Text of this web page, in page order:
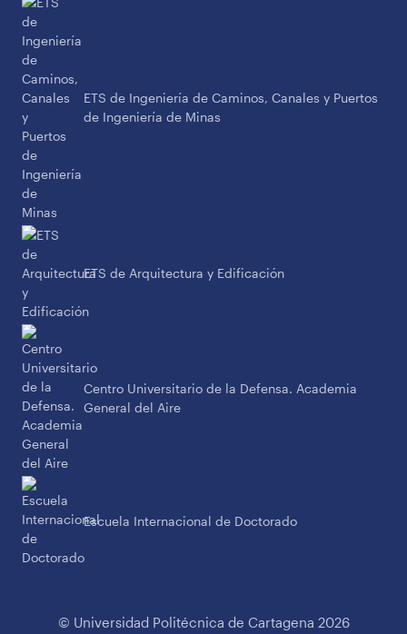
ETS de Ingeniería de Caminos, Canales y Puertos
de Ingeniería de Minas
ETS de Arquitectura y Edificación
Centro Universitario de la Defensa. Academia
General del Aire
Escuela Internacional de Doctorado
© Universidad Politécnica de Cartagena 2026